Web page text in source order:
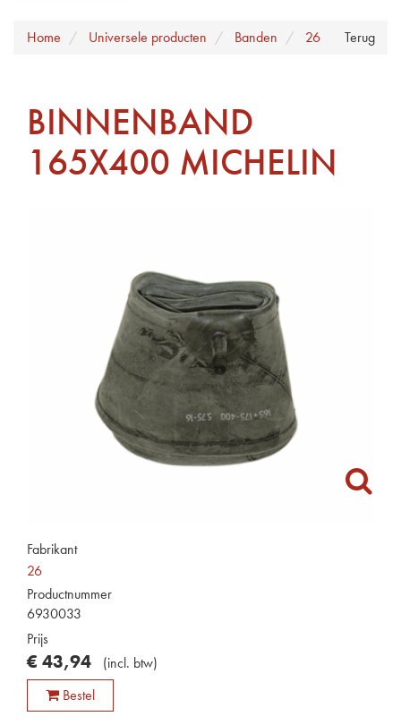
Terug
Home Universele producten Banden 26
BINNENBAND
165X400 MICHELIN
Fabrikant
26
Productnummer
6930033
Prijs
€ 43,94 (incl. btw)
Bestel